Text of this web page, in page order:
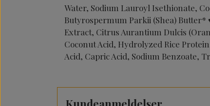
Water, Sodium Lauroyl Isethionate,
Butyrospermum Parkii (Shea) Butter*
Extract, Citrus Aurantium Dulcis
Coconut Acid, Hydrolyzed Rice
Acid, Capric Acid, Sodium Benzoate,